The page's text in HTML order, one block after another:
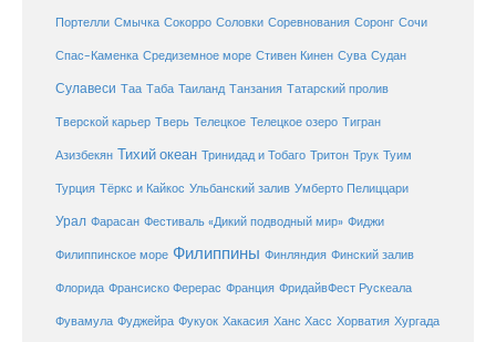
Портелли Смычка Сокорро Соловки Соревнования Соронг Сочи
Спас-Каменка Средиземное море Стивен Кинен Сува Судан
Сулавеси Таа Таба Таиланд Танзания Татарский пролив
Тверской карьер Тверь Телецкое Телецкое озеро Тигран
Азизбекян Тихий океан Тринидад и Тобаго Тритон Трук Туим
Турция Тёркс и Кайкос Ульбанский залив Умберто Пелиццари
Урал Фарасан Фестиваль «Дикий подводный мир» Фиджи
Филиппинское море Филиппины Финляндия Финский залив
Флорида Франсиско Ферерас Франция ФридайвФест Рускеала
Фувамула Фуджейра Фукуок Хакасия Ханс Хасс Хорватия Хургада